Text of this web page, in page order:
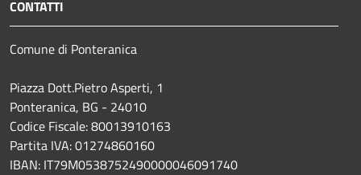
CONTATTI
Comune di Ponteranica
Piazza Dott.Pietro Asperti, 1
Ponteranica, BG - 24010
Codice Fiscale: 80013910163
Partita IVA: 01274860160
IBAN: IT79M0538752490000046091740